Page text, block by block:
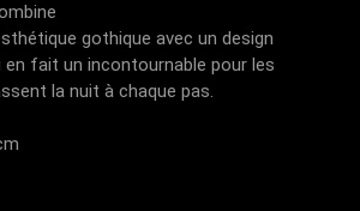
gothique avec un design
fait un incontournable pour les
la nuit à chaque pas.